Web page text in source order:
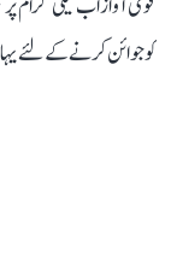
کو جوائن کرنے کے لئے